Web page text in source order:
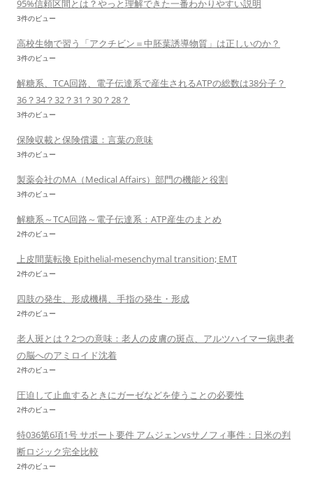
95%信頼区間とは？やっと理解できた一番わかりやすい説明
3件のビュー
高校生物で習う「アクチビン＝中胚葉誘導物質」は正しいのか？
3件のビュー
解糖系、TCA回路、電子伝達系で産生されるATPの総数は38分子？
36？34？32？31？30？28？
3件のビュー
保険収載と保険償還：言葉の意味
3件のビュー
製薬会社のMA（Medical Affairs）部門の機能と役割
3件のビュー
解糖系～TCA回路～電子伝達系：ATP産生のまとめ
2件のビュー
上皮間葉転換 Epithelial-mesenchymal transition; EMT
2件のビュー
四肢の発生、形成機構、手指の発生・形成
2件のビュー
老人斑とは？2つの意味：老人の皮膚の斑点、アルツハイマー病患者
の脳へのアミロイド沈着
2件のビュー
圧迫して止血するときにガーゼなどを使うことの必要性
2件のビュー
特036第6項1号 サポート要件 アムジェンvsサノフィ事件：日米の判
断ロジック完全比較
2件のビュー